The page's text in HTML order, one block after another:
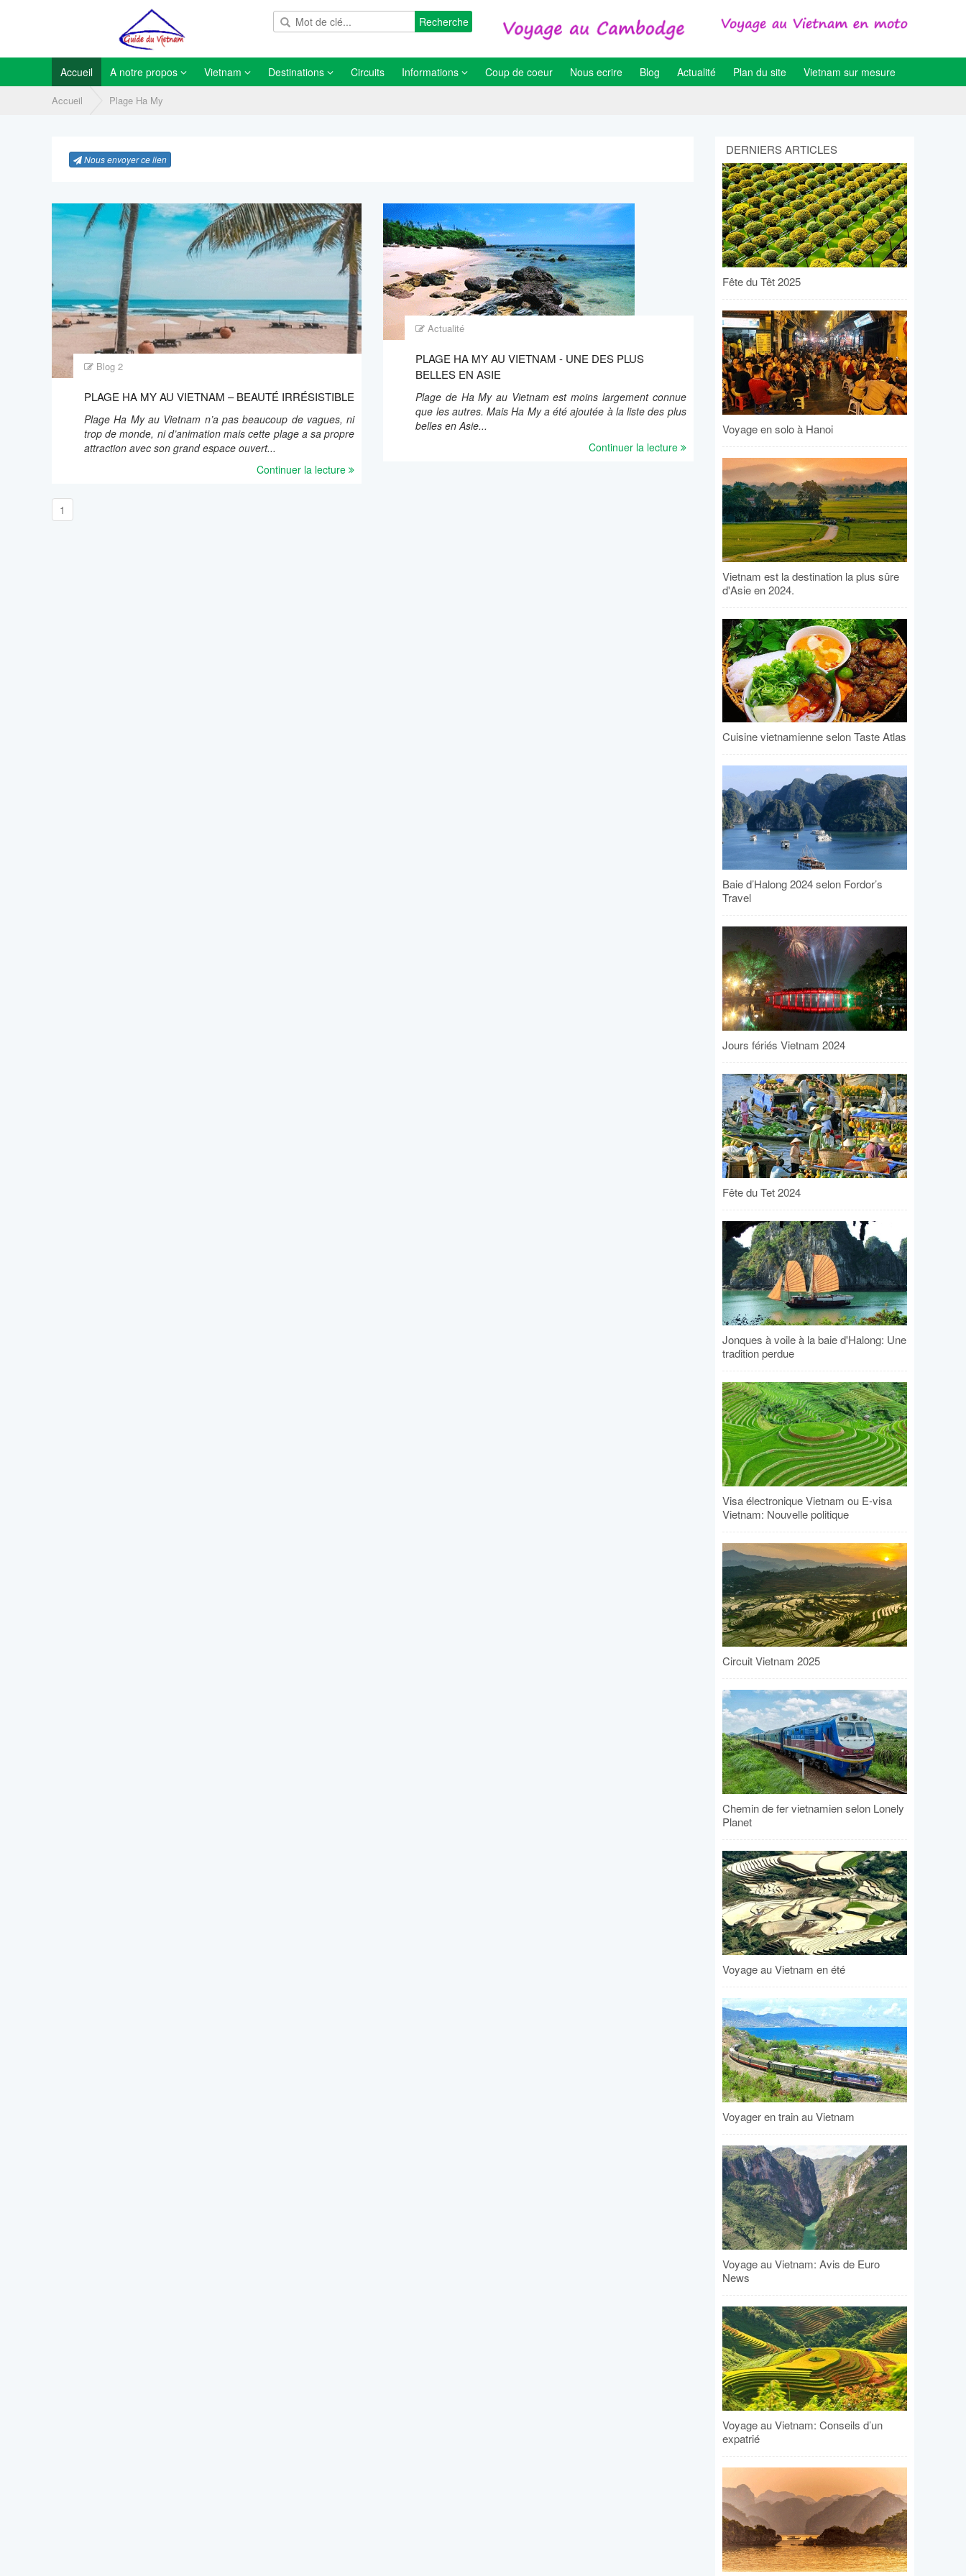
Recherche
Accueil A notre propos Vietnam Destinations Circuits Informations Coup de coeur Nous ecrire Blog Actualité Plan du site Vietnam sur mesure
Accueil Plage Ha My
Nous envoyer ce lien
Blog 2
PLAGE HA MY AU VIETNAM – BEAUTÉ IRRÉSISTIBLE
Plage Ha My au Vietnam n’a pas beaucoup de vagues, ni
trop de monde, ni d’animation mais cette plage a sa propre
attraction avec son grand espace ouvert...
Continuer la lecture
Actualité
PLAGE HA MY AU VIETNAM - UNE DES PLUS
BELLES EN ASIE
Plage de Ha My au Vietnam est moins largement connue
que les autres. Mais Ha My a été ajoutée à la liste des plus
belles en Asie...
Continuer la lecture
1
DERNIERS ARTICLES
Fête du Têt 2025
Voyage en solo à Hanoi
Vietnam est la destination la plus sûre
d'Asie en 2024.
Cuisine vietnamienne selon Taste Atlas
Baie d’Halong 2024 selon Fordor’s
Travel
Jours fériés Vietnam 2024
Fête du Tet 2024
Jonques à voile à la baie d'Halong: Une
tradition perdue
Visa électronique Vietnam ou E-visa
Vietnam: Nouvelle politique
Circuit Vietnam 2025
Chemin de fer vietnamien selon Lonely
Planet
Voyage au Vietnam en été
Voyager en train au Vietnam
Voyage au Vietnam: Avis de Euro
News
Voyage au Vietnam: Conseils d’un
expatrié